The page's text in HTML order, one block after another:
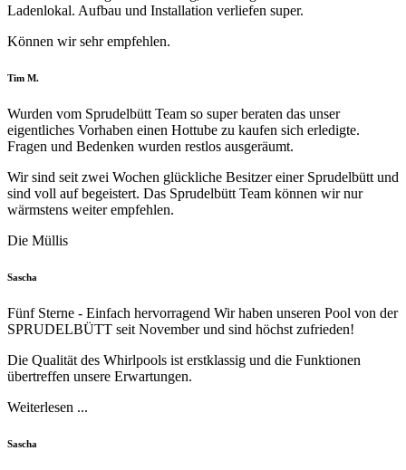
Ladenlokal. Aufbau und Installation verliefen super.
Können wir sehr empfehlen.
Filled
Filled
Filled
Filled
Filled
Tim M.
Wurden vom Sprudelbütt Team so super beraten das unser
eigentliches Vorhaben einen Hottube zu kaufen sich erledigte.
Fragen und Bedenken wurden restlos ausgeräumt.
Wir sind seit zwei Wochen glückliche Besitzer einer Sprudelbütt und
sind voll auf begeistert. Das Sprudelbütt Team können wir nur
wärmstens weiter empfehlen.
Die Müllis
Filled
Filled
Filled
Filled
Filled
Sascha
Fünf Sterne - Einfach hervorragend Wir haben unseren Pool von der
SPRUDELBÜTT seit November und sind höchst zufrieden!
Die Qualität des Whirlpools ist erstklassig und die Funktionen
übertreffen unsere Erwartungen.
Weiterlesen ...
Filled
Filled
Filled
Filled
Filled
Sascha